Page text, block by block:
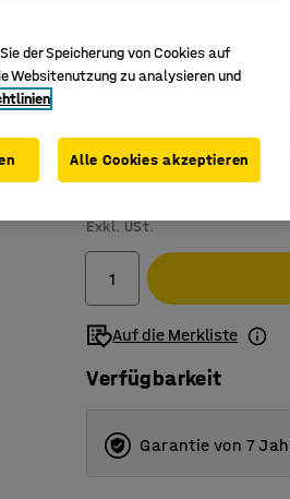
Art. Nr.:191123
Zum Verbinden von
Einfache Montage
Exkl. USt.
Auf die Merkliste
Verfügbarkeit
Garantie von 7
der Speicherung von Cookies auf
Websitenutzung zu analysieren und
Alle Cookies akzeptieren